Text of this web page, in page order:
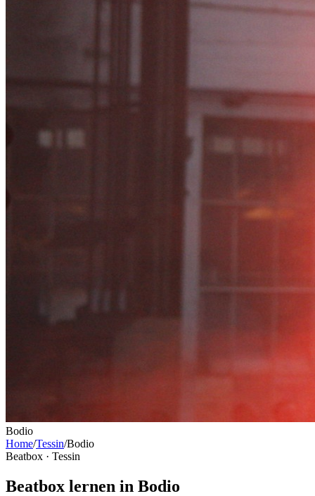
Bodio
Home/Tessin/Bodio
Beatbox · Tessin
Beatbox lernen in Bodio